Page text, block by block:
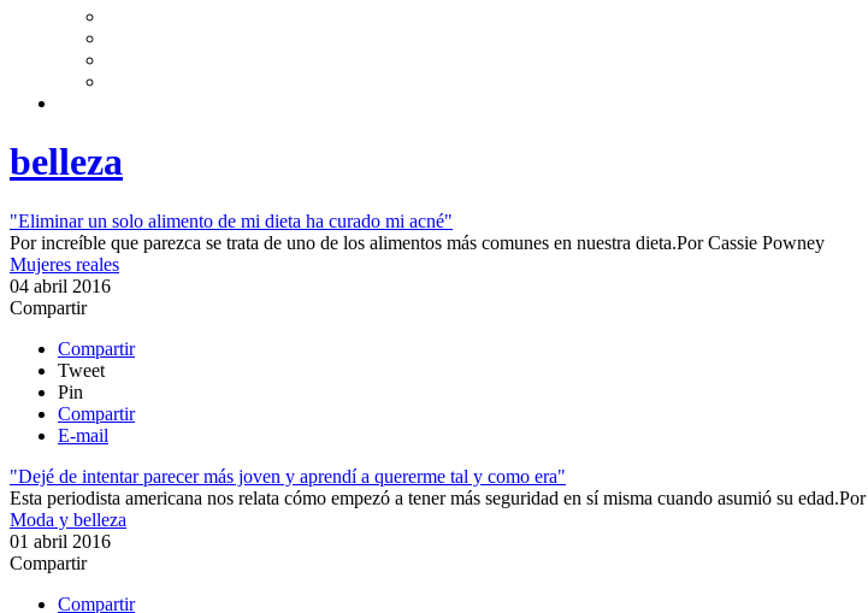
belleza
"Eliminar un solo alimento de mi dieta ha curado mi acné"
Por increíble que parezca se trata de uno de los alimentos más comunes en nuestra dieta.​PorCassie Powney
Mujeres reales
04 abril 2016
Compartir
Compartir
Tweet
Pin
Compartir
E-mail
"Dejé de intentar parecer más joven y aprendí a quererme tal y como era"
Esta periodista americana nos relata cómo empezó a tener más seguridad en sí misma cuando asumió su edad.​Por
Moda y belleza
01 abril 2016
Compartir
Compartir